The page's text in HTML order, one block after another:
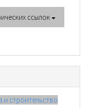
ссылок
и строительство